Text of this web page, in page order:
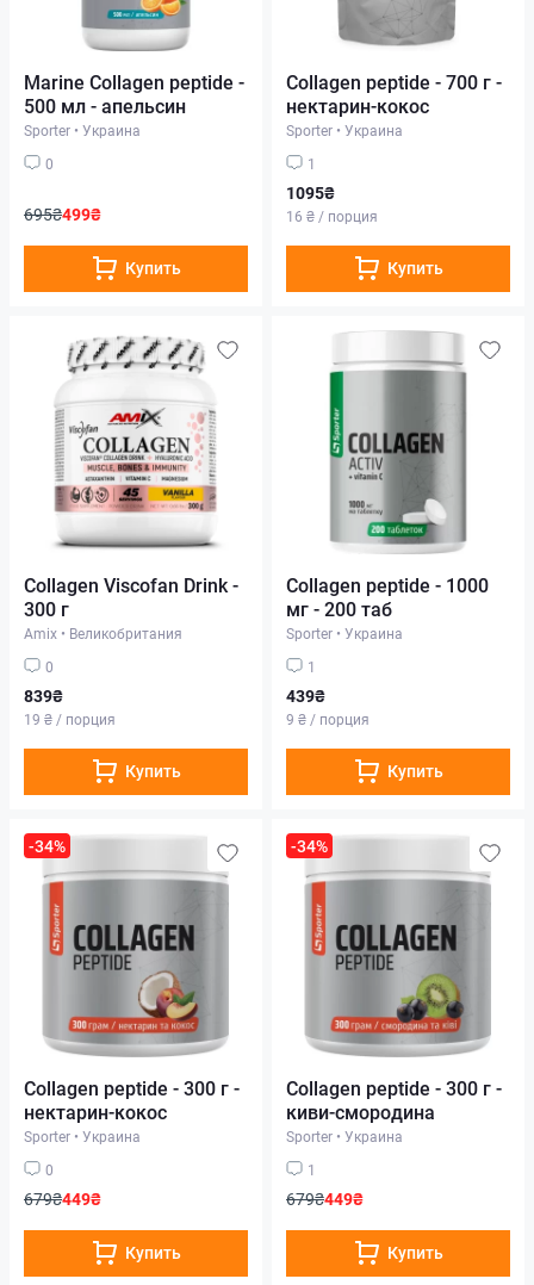
Marine Collagen peptide -
500 мл - апельсин
Sporter • Украина
0
695₴499₴
Купить
Collagen peptide - 700 г -
нектарин-кокос
Sporter • Украина
1
1095₴
16 ₴ / порция
Купить
Collagen Viscofan Drink -
300 г
Amix • Великобритания
0
839₴
19 ₴ / порция
Купить
Collagen peptide - 1000
мг - 200 таб
Sporter • Украина
1
439₴
9 ₴ / порция
Купить
-34%
Collagen peptide - 300 г -
нектарин-кокос
Sporter • Украина
0
679₴449₴
Купить
-34%
Collagen peptide - 300 г -
киви-смородина
Sporter • Украина
1
679₴449₴
Купить